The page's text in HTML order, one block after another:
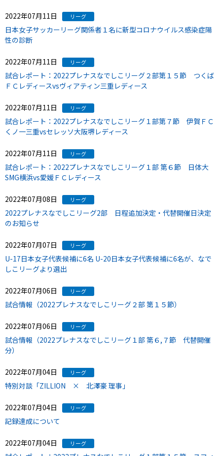
2022年07月11日 リーグ
日本女子サッカーリーグ関係者１名に新型コロナウイルス感染症陽
性の診断
2022年07月11日 リーグ
試合レポート：2022プレナスなでしこリーグ２部第１５節 つくば
ＦＣレディースvsヴィアティン三重レディース
2022年07月11日 リーグ
試合レポート：2022プレナスなでしこリーグ１部第７節 伊賀ＦＣ
くノ一三重vsセレッソ大阪堺レディース
2022年07月11日 リーグ
試合レポート：2022プレナスなでしこリーグ１部 第６節 日体大
SMG横浜vs愛媛ＦＣレディース
2022年07月08日 リーグ
2022プレナスなでしこリーグ2部 日程追加決定・代替開催日決定
のお知らせ
2022年07月07日 リーグ
U-17日本女子代表候補に6名 U-20日本女子代表候補に6名が、なで
しこリーグより選出
2022年07月06日 リーグ
試合情報（2022プレナスなでしこリーグ２部 第１５節）
2022年07月06日 リーグ
試合情報（2022プレナスなでしこリーグ１部 第６,７節 代替開催
分）
2022年07月04日 リーグ
特別対談「ZILLION × 北澤豪 理事」
2022年07月04日 リーグ
記録達成について
2022年07月04日 リーグ